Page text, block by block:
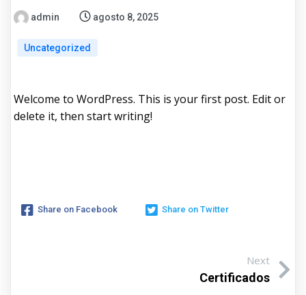
admin agosto 8, 2025
Uncategorized
Welcome to WordPress. This is your first post. Edit or
delete it, then start writing!
Share on Facebook Share on Twitter
Next
Certificados